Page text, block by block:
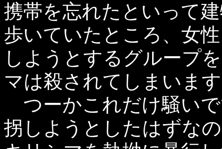
携帯を忘れたといって
歩いていたところ、女
しようとするグループ
マは殺されてしまいま
つーかこれだけ騒い
拐しようとしたはずな